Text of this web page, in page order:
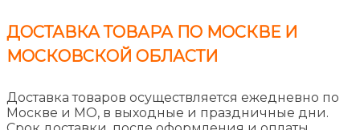
ДОСТАВКА ТОВАРА ПО МОСКВЕ И
МОСКОВСКОЙ ОБЛАСТИ
Доставка товаров осуществляется ежедневно по
Москве и МО, в выходные и праздничные дни.